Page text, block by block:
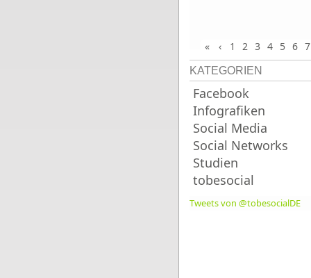
« ‹ 1 2 3 4 5 6 7
KATEGORIEN
Facebook
Infografiken
Social Media
Social Networks
Studien
tobesocial
Tweets von @tobesocialDE